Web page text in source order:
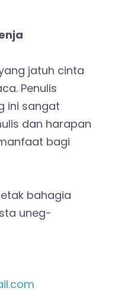
jatuh cinta
Penulis
ini sangat
dan harapan
bagi
bahagia
uneg-